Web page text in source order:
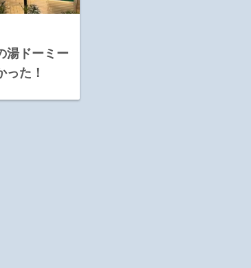
湯ドーミー
った！